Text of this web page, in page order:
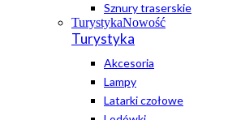
Sznury traserskie
TurystykaNowość
Turystyka
Akcesoria
Lampy
Latarki czołowe